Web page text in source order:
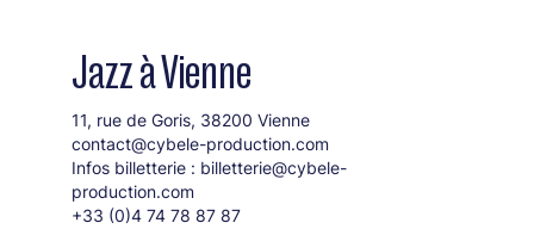
Jazz à Vienne
11, rue de Goris, 38200 Vienne
contact@cybele-production.com
Infos billetterie : billetterie@cybele-
production.com
+33 (0)4 74 78 87 87